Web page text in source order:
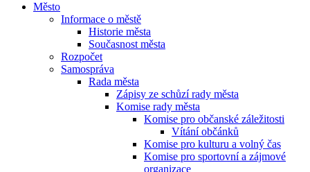
Město
Informace o městě
Historie města
Současnost města
Rozpočet
Samospráva
Rada města
Zápisy ze schůzí rady města
Komise rady města
Komise pro občanské záležitosti
Vítání občánků
Komise pro kulturu a volný čas
Komise pro sportovní a zájmové
organizace